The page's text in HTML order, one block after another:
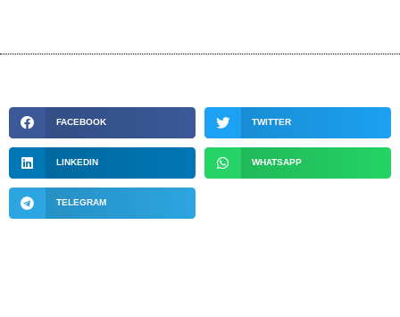
FACEBOOK TWITTER
LINKEDIN WHATSAPP
TELEGRAM